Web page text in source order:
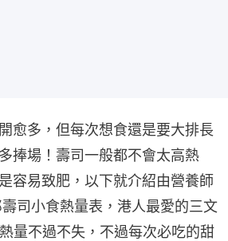
愈多，但每次想食還是要大排長
捧場！壽司一般都不會太高熱
容易致肥，以下就介紹由營養師
司小食熱量表，港人最愛的三文
量不過不失，不過每次必吃的甜